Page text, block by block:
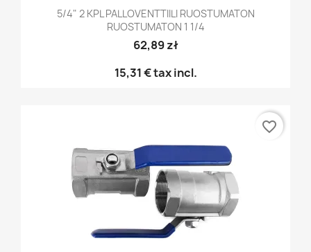
5/4" 2 KPL PALLOVENTTIILI RUOSTUMATON
RUOSTUMATON 1 1/4
62,89 zł
15,31 €tax incl.
favorite_border